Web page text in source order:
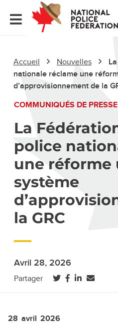
Accueil Nouvelles
nationale réclame une
d’approvisionnement de la
COMMUNIQUÉS DE PRESSE
La
police
une réforme
système
la GRC
Avril 28, 2026
Partager (ouvre dans un
(ouvre dans
(ouvre
28 avril 2026